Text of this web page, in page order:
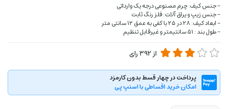
- جنس کیف: چرم مصنوعی درجه یک وارداتی
- جنس زیپ و یراق آلات: فلز رنگ ثابت
- ابعاد کیف: ۲۸ در ۲۵ با کفی به عمق ۱۲ سانتی متر
- طول بند : ۵۱ سانتیمتر و غیرقابل تنظیم
از392رای
پرداخت در چهار قسط بدون کارمزد
امکان خرید اقساطی با اسنپ پی